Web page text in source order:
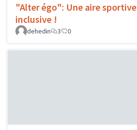
"Alter égo": Une aire sportive
inclusive !
dehedin
3 0